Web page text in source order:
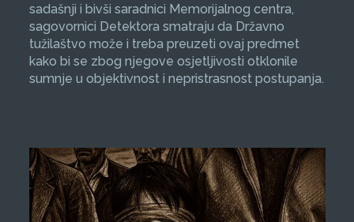
sadašnji i bivši saradnici Memorijalnog centra,
sagovornici Detektora smatraju da Državno
tužilaštvo može i treba preuzeti ovaj predmet
kako bi se zbog njegove osjetljivosti otklonile
sumnje u objektivnost i nepristrasnost postupanja.